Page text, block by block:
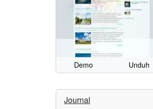
Demo Unduh
Journal